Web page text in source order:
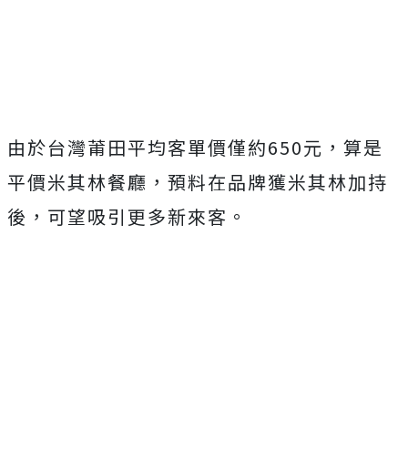
由於台灣莆田平均客單價僅約650元，算是
平價米其林餐廳，預料在品牌獲米其林加持
後，可望吸引更多新來客。